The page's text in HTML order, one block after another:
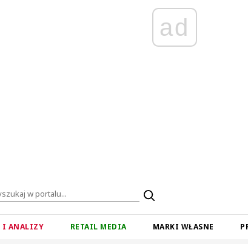
ad
I ANALIZY RETAIL MEDIA MARKI WŁASNE